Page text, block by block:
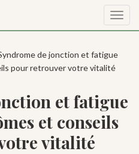
la
de jonction et fatigue
pour retrouver votre vitalité
et fatigue
et conseils
vitalité